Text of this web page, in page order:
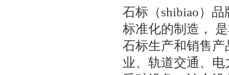
石标（shibiao）
标准化的制造，
石标生产和销售
业、轨道交通、